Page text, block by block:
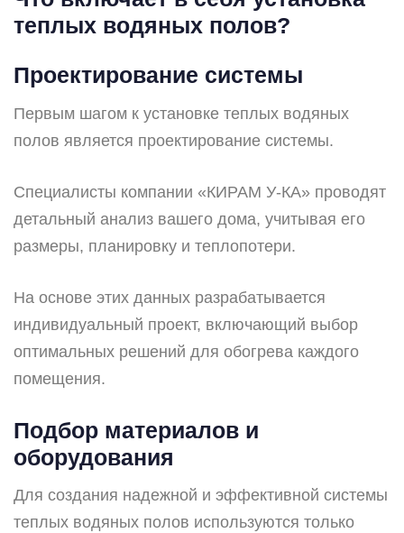
теплых водяных полов?
Проектирование системы
Первым шагом к установке теплых водяных
полов является проектирование системы.
Специалисты компании «КИРАМ У-КА» проводят
детальный анализ вашего дома, учитывая его
размеры, планировку и теплопотери.
На основе этих данных разрабатывается
индивидуальный проект, включающий выбор
оптимальных решений для обогрева каждого
помещения.
Подбор материалов и
оборудования
Для создания надежной и эффективной системы
теплых водяных полов используются только